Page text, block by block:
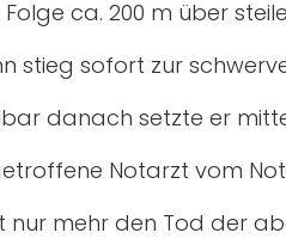
ca. 200 m über
stieg sofort zur
danach setzte er
Notarzt vom
nur mehr den Tod der